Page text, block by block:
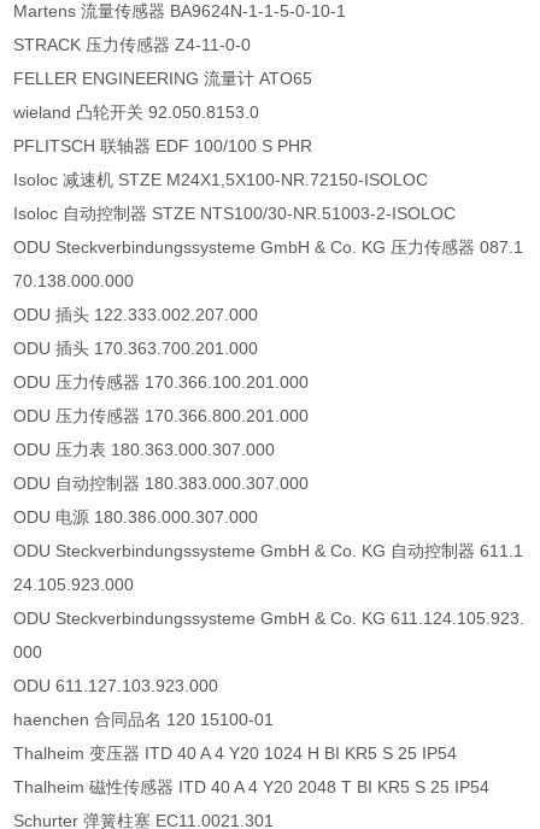
Martens 流量传感器 BA9624N-1-1-5-0-10-1
STRACK 压力传感器 Z4-11-0-0
FELLER ENGINEERING 流量计 ATO65
wieland 凸轮开关 92.050.8153.0
PFLITSCH 联轴器 EDF 100/100 S PHR
Isoloc 减速机 STZE M24X1,5X100-NR.72150-ISOLOC
Isoloc 自动控制器 STZE NTS100/30-NR.51003-2-ISOLOC
ODU Steckverbindungssysteme GmbH & Co. KG 压力传感器 087.1
70.138.000.000
ODU 插头 122.333.002.207.000
ODU 插头 170.363.700.201.000
ODU 压力传感器 170.366.100.201.000
ODU 压力传感器 170.366.800.201.000
ODU 压力表 180.363.000.307.000
ODU 自动控制器 180.383.000.307.000
ODU 电源 180.386.000.307.000
ODU Steckverbindungssysteme GmbH & Co. KG 自动控制器 611.1
24.105.923.000
ODU Steckverbindungssysteme GmbH & Co. KG 611.124.105.923.
000
ODU 611.127.103.923.000
haenchen 合同品名 120 15100-01
Thalheim 变压器 ITD 40 A 4 Y20 1024 H BI KR5 S 25 IP54
Thalheim 磁性传感器 ITD 40 A 4 Y20 2048 T BI KR5 S 25 IP54
Schurter 弹簧柱塞 EC11.0021.301